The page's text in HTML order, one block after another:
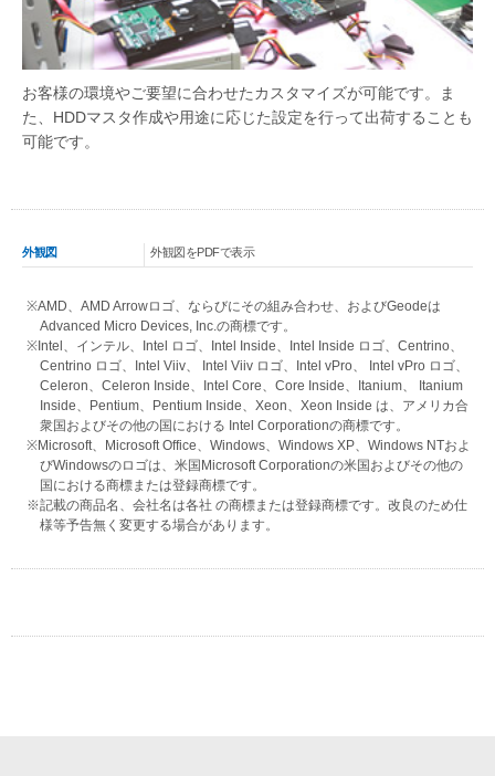
お客様の環境やご要望に合わせたカスタマイズが可能です。ま
た、HDDマスタ作成や用途に応じた設定を行って出荷することも
可能です。
外観図 外観図をPDFで表示
※AMD、AMD Arrowロゴ、ならびにその組み合わせ、およびGeodeは
Advanced Micro Devices, Inc.の商標です。
※Intel、インテル、Intel ロゴ、Intel Inside、Intel Inside ロゴ、Centrino、
Centrino ロゴ、Intel Viiv、 Intel Viiv ロゴ、Intel vPro、 Intel vPro ロゴ、
Celeron、Celeron Inside、Intel Core、Core Inside、Itanium、 Itanium
Inside、Pentium、Pentium Inside、Xeon、Xeon Inside は、アメリカ合
衆国およびその他の国における Intel Corporationの商標です。
※Microsoft、Microsoft Office、Windows、Windows XP、Windows NTおよ
びWindowsのロゴは、米国Microsoft Corporationの米国およびその他の
国における商標または登録商標です。
※記載の商品名、会社名は各社 の商標または登録商標です。改良のため仕
様等予告無く変更する場合があります。